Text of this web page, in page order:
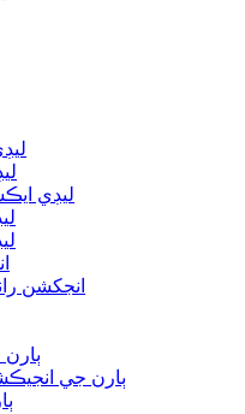
ليڊي
انجکشن
ٻارن جي